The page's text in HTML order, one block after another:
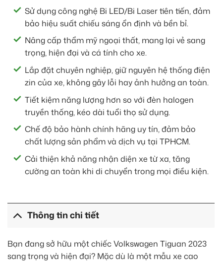
Sử dụng công nghệ Bi LED/Bi Laser tiên tiến, đảm
bảo hiệu suất chiếu sáng ổn định và bền bỉ.
Nâng cấp thẩm mỹ ngoại thất, mang lại vẻ sang
trọng, hiện đại và cá tính cho xe.
Lắp đặt chuyên nghiệp, giữ nguyên hệ thống điện
zin của xe, không gây lỗi hay ảnh hưởng an toàn.
Tiết kiệm năng lượng hơn so với đèn halogen
truyền thống, kéo dài tuổi thọ sử dụng.
Chế độ bảo hành chính hãng uy tín, đảm bảo
chất lượng sản phẩm và dịch vụ tại TPHCM.
Cải thiện khả năng nhận diện xe từ xa, tăng
cường an toàn khi di chuyển trong mọi điều kiện.
Thông tin chi tiết
Bạn đang sở hữu một chiếc Volkswagen Tiguan 2023
sang trọng và hiện đại? Mặc dù là một mẫu xe cao